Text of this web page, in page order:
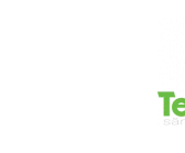
SUPLIMENTE